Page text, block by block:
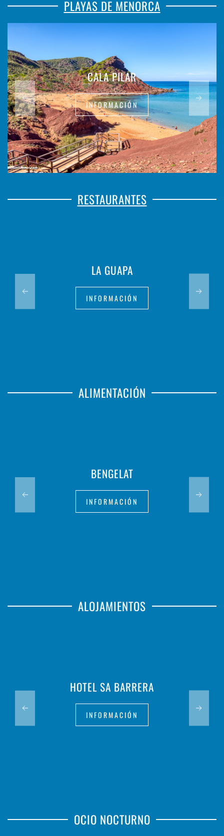
PLAYAS DE MENORCA
CALA PILAR
INFORMACIÓN
RESTAURANTES
LA GUAPA
INFORMACIÓN
ALIMENTACIÓN
BENGELAT
INFORMACIÓN
ALOJAMIENTOS
HOTEL SA BARRERA
INFORMACIÓN
OCIO NOCTURNO